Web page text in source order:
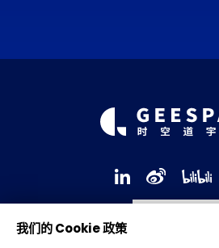
我们的 Cookie 政策